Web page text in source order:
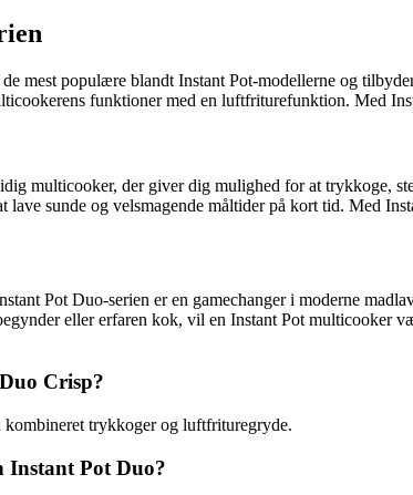
mest populære blandt Instant Pot-modellerne og
funktioner med en luftfriturefunktion. Med
multicooker, der giver dig mulighed for at trykkoge,
lave sunde og velsmagende måltider på kort tid. Med
Pot Duo-serien er en gamechanger i moderne
eller erfaren kok, vil en Instant Pot
Crisp?
trykkoger og luftfrituregryde.
Instant Pot Duo?